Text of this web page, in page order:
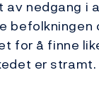
nedgang i
for å finne
er stramt.